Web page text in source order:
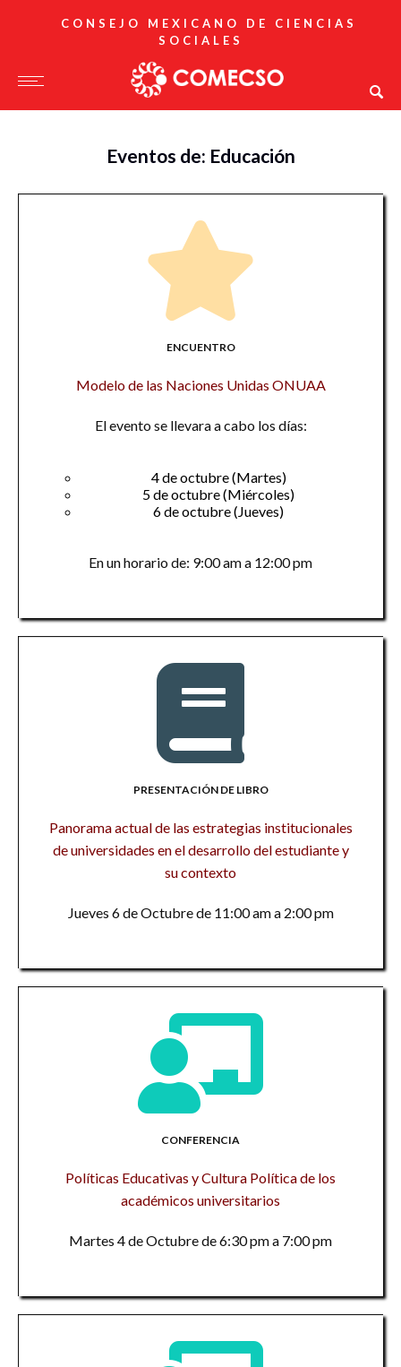
CONSEJO MEXICANO DE CIENCIAS
SOCIALES
Eventos de: Educación
ENCUENTRO
Modelo de las Naciones Unidas ONUAA
El evento se llevara a cabo los días:
4 de octubre (Martes)
5 de octubre (Miércoles)
6 de octubre (Jueves)
En un horario de: 9:00 am a 12:00 pm
PRESENTACIÓN DE LIBRO
Panorama actual de las estrategias institucionales
de universidades en el desarrollo del estudiante y
su contexto
Jueves 6 de Octubre de 11:00 am a 2:00 pm
CONFERENCIA
Políticas Educativas y Cultura Política de los
académicos universitarios
Martes 4 de Octubre de 6:30 pm a 7:00 pm